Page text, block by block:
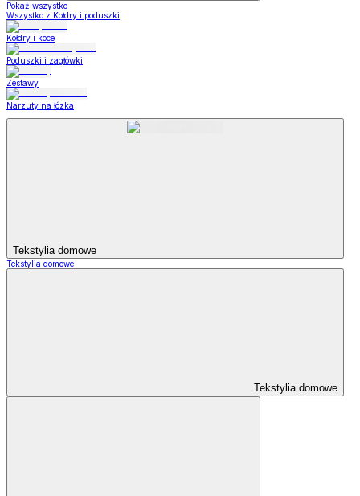
Pokaż wszystko
Wszystko z Kołdry i poduszki
Kołdry i koce
Poduszki i zagłówki
Zestawy
Narzuty na łózka
Tekstylia domowe
Tekstylia domowe
Tekstylia domowe